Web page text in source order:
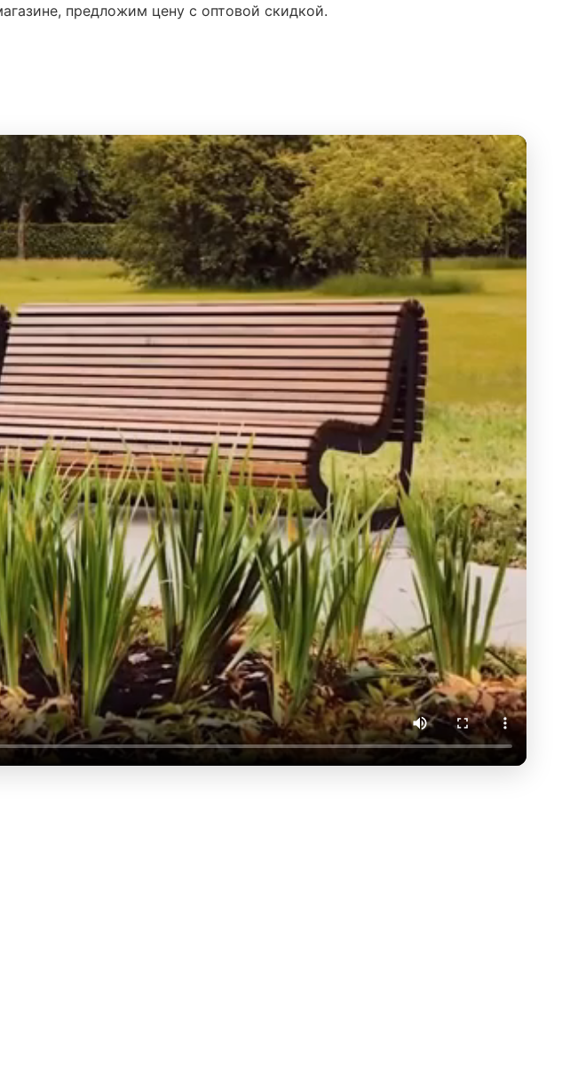
предложим цену с оптовой скидкой.